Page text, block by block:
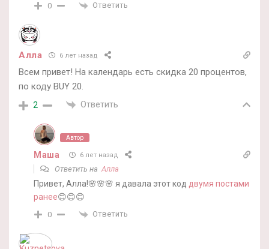
0 Ответить
Алла 6 лет назад
Всем привет! На календарь есть скидка 20 процентов,
по коду BUY 20.
2 Ответить
Автор
Маша 6 лет назад
Ответить на Алла
Привет, Алла!🌸🌸🌸 я давала этот код двумя постами
ранее😊😊😊
0 Ответить